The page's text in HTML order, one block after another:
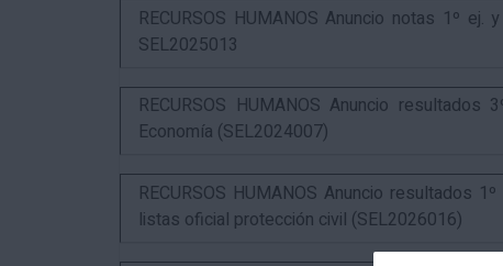
RECURSOS HUMANOS Anuncio notas 1º
SEL2025013
RECURSOS HUMANOS Anuncio
Economía (SEL2024007)
RECURSOS HUMANOS Anuncio resultados
listas oficial protección civil (SEL2026016)